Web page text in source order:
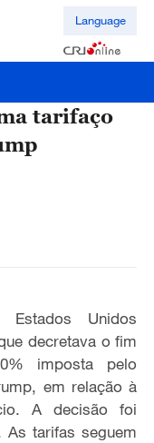
Language
tarifaço
Unidos
decretava o fim
imposta pelo
em relação à
A decisão foi
As tarifas seguem